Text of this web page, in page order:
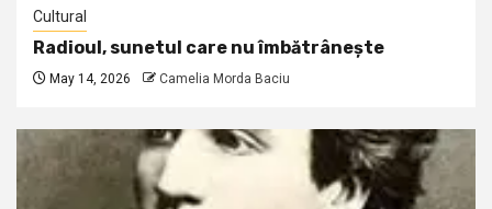
Cultural
Radioul, sunetul care nu îmbătrânește
May 14, 2026 Camelia Morda Baciu